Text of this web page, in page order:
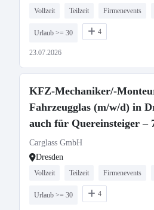
Vollzeit Teilzeit Firmenevents
Urlaub >= 30 4
23.07.2026
KFZ-Mechaniker/-
Fahrzeugglas (m/w/d) in
auch für Quereinsteiger –
Carglass GmbH
Dresden
Vollzeit Teilzeit Firmenevents
Urlaub >= 30 4